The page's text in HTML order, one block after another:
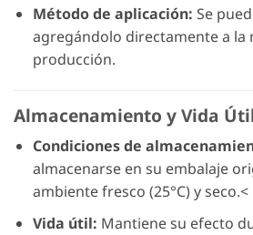
Método de aplicación: Se
agregándolo directamente a la
producción.
Almacenamiento y Vida
Condiciones de
almacenarse en su embalaje
ambiente fresco (25°C) y seco.<
Vida útil: Mantiene su efecto